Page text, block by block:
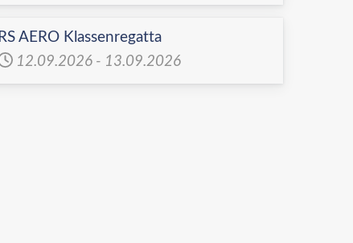
RS AERO Klassenregatta
12.09.2026 - 13.09.2026